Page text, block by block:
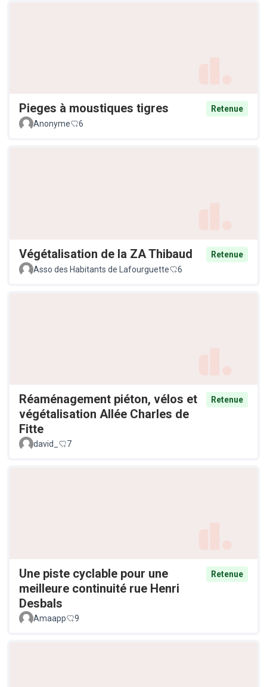
Pieges à moustiques tigres
Retenue
Anonyme
6
Végétalisation de la ZA Thibaud
Retenue
Asso des Habitants de Lafourguette
6
Réaménagement piéton, vélos et
végétalisation Allée Charles de
Fitte
Retenue
david_ 7
Une piste cyclable pour une
meilleure continuité rue Henri
Desbals
Retenue
Amaapp 9